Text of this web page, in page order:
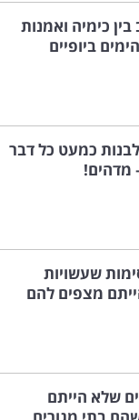
כימיה ואמנות
ביופיים
כמעט כל דבר
מדהים!
שעשויות
מצפים להם
שלא הייתם